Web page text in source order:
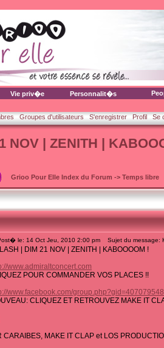
Vie priv�e Personnalit�s
Groupes d'utilisateurs S'enregistrer Profil Se
NOV | ZENITH |
Grioo Pour Elle Index du Forum -> Temps libre
le: 14 Oct Jeu, 2010 2:00 pm Sujet du message:
| DIM 21 NOV | ZENITH | KABOOOOM !
www.admiraltconcert.com
POUR COMMANDER VOS PLACES !!
www.facebook.com/
CLIQUEZ ET RETROUVEZ MAKE IT
CARAIBES, MAKE IT CLAP et LOS